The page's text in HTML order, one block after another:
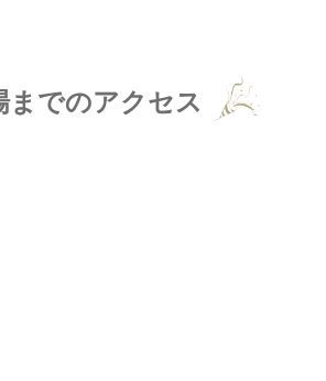
までのアクセス